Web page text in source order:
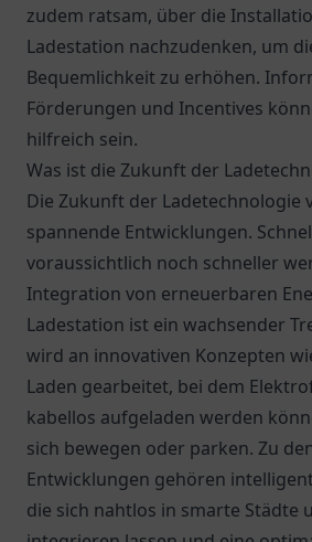
zudem ratsam, über die
Ladestation nachzudenken, um
Bequemlichkeit zu erhöhen.
Förderungen und Incentives
hilfreich sein.
Was ist die Zukunft der
Die Zukunft der Ladetechnologie
spannende Entwicklungen.
voraussichtlich noch schneller
Integration von erneuerbaren
Ladestation ist ein wachsender
wird an innovativen Konzepten
Laden gearbeitet, bei dem
kabellos aufgeladen werden
sich bewegen oder parken. Zu
Entwicklungen gehören
die sich nahtlos in smarte Städte